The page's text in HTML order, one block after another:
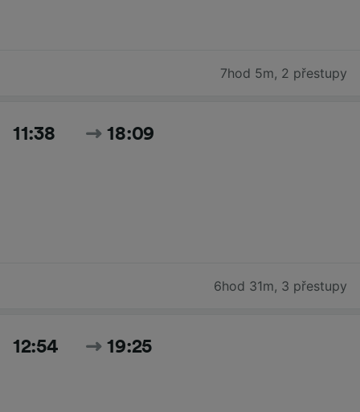
7hod 5m, 2 přestupy
11:38 18:09
6hod 31m, 3 přestupy
12:54 19:25